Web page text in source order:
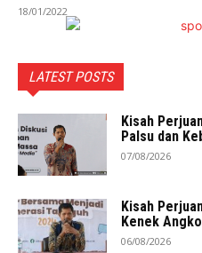
18/01/2022
LATEST POSTS
Kisah
Palsu dan
07/08/2026
Kisah
Kenek
06/08/2026